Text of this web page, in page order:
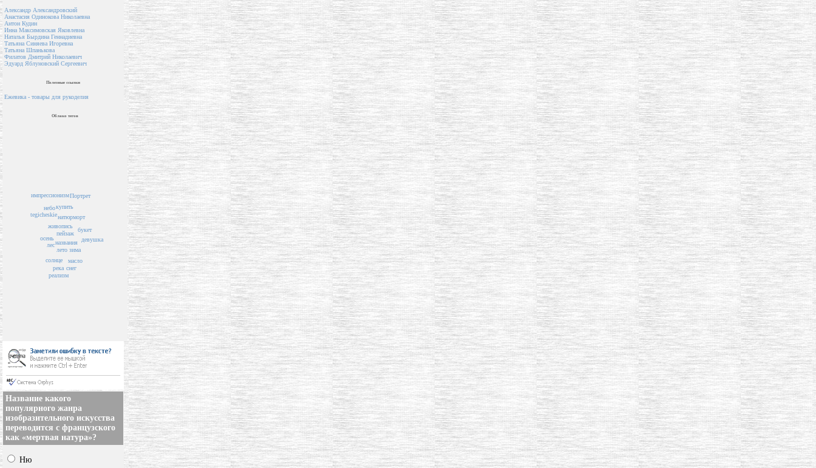
Александр Александровский
Анастасия Одинокова Николаевна
Антон Кудин
Инна Максимовская Яковлевна
Наталья Бырдина Геннадиевна
Татьяна Синяева Игоревна
Татьяна Шпанькова
Филатов Дмитрий Николаевич
Эдуард Яблуновский Сергеевич
Полезные ссылки
Ежевика - товары для рукоделия
Облако тегов
пейзаж
названия
живопись
лето
натюрморт
купить
солнце
лес
зима
осень
букет
масло
река снег
tegicheskie
реализм
небо
импрессионизмПортрет
девушка
Название какого
популярного жанра
изобразительного искусства
переводится с французского
как «мертвая натура»?
Ню